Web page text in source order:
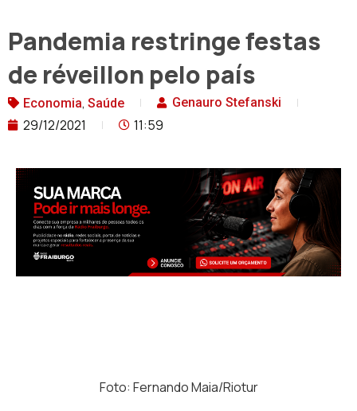
Pandemia restringe festas
de réveillon pelo país
Economia, Saúde Genauro Stefanski
29/12/2021 11:59
Foto: Fernando Maia/Riotur